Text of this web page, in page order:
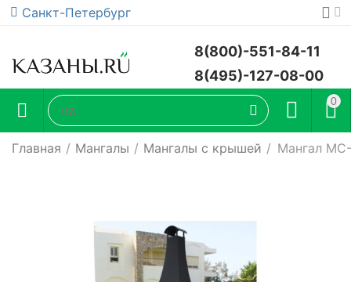
Санкт-Петербург
8(800)-551-84-11
8(495)-127-08-00
0
Главная / Мангалы / Мангалы с крышей / Мангал